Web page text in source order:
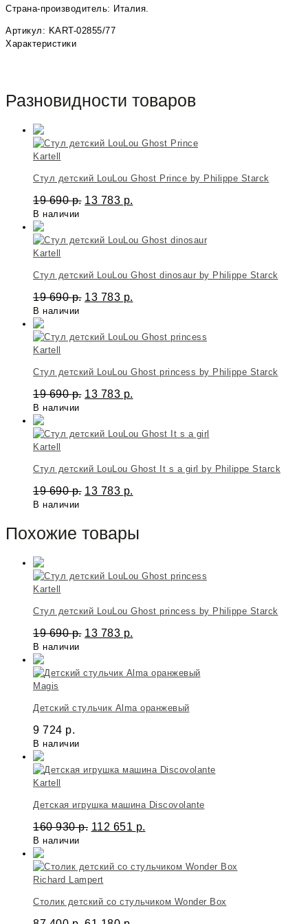
Страна-производитель: Италия.
Артикул: KART-02855/77
Характеристики
Разновидности товаров
Kartell
Стул детский LouLou Ghost Prince by Philippe Starck
19 690р. 13 783 р.
В наличии
Kartell
Стул детский LouLou Ghost dinosaur by Philippe Starck
19 690р. 13 783 р.
В наличии
Kartell
Стул детский LouLou Ghost princess by Philippe Starck
19 690р. 13 783 р.
В наличии
Kartell
Стул детский LouLou Ghost It s a girl by Philippe Starck
19 690р. 13 783 р.
В наличии
Похожие товары
Kartell
Стул детский LouLou Ghost princess by Philippe Starck
19 690р. 13 783 р.
В наличии
Magis
Детский стульчик Alma оранжевый
9 724 р.
В наличии
Kartell
Детская игрушка машина Discovolante
160 930р. 112 651 р.
В наличии
Richard Lampert
Столик детский со стульчиком Wonder Box